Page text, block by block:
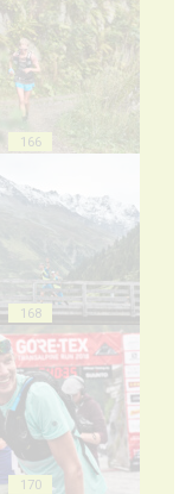
166
168
170